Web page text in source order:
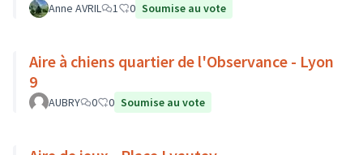
Anne AVRIL 1 0 Soumise au vote
Aire à chiens quartier de l'Observance - Lyon
9
AUBRY 0 0 Soumise au vote